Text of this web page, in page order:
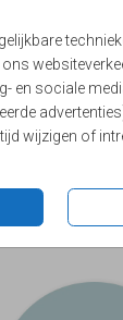
en sociale
wijzigen of